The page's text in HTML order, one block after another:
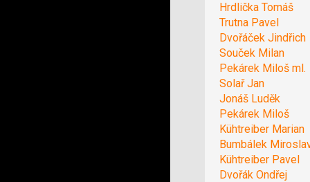
Hrdlička Tomáš
Trutna Pavel
Dvořáček Jindřich
Souček Milan
Pekárek Miloš ml.
Solař Jan
Jonáš Luděk
Pekárek Miloš
Kühtreiber Marian
Bumbálek
Kühtreiber Pavel
Dvořák Ondřej